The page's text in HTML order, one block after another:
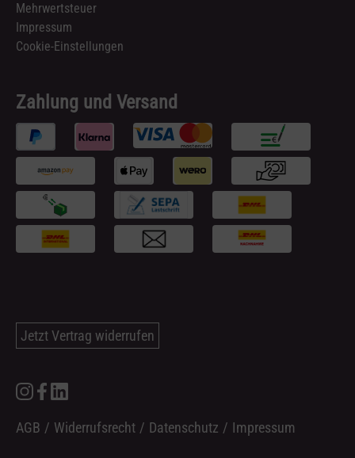
Mehrwertsteuer
Impressum
Cookie-Einstellungen
Zahlung und Versand
Jetzt Vertrag widerrufen
AGB / Widerrufsrecht / Datenschutz / Impressum